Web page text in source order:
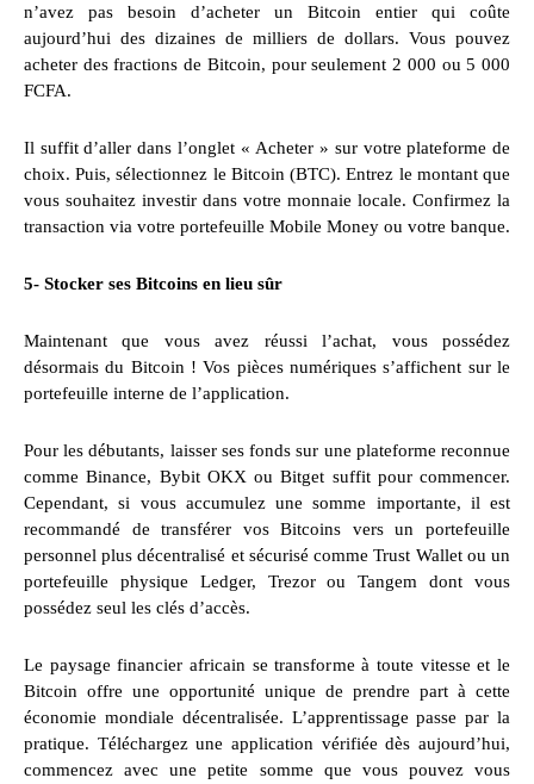
n’avez pas besoin d’acheter un Bitcoin entier qui coûte
aujourd’hui des dizaines de milliers de dollars. Vous pouvez
acheter des fractions de Bitcoin, pour seulement 2 000 ou 5 000
FCFA.
Il suffit d’aller dans l’onglet « Acheter » sur votre plateforme de
choix. Puis, sélectionnez le Bitcoin (BTC). Entrez le montant que
vous souhaitez investir dans votre monnaie locale. Confirmez la
transaction via votre portefeuille Mobile Money ou votre banque.
5- Stocker ses Bitcoins en lieu sûr
Maintenant que vous avez réussi l’achat, vous possédez
désormais du Bitcoin ! Vos pièces numériques s’affichent sur le
portefeuille interne de l’application.
Pour les débutants, laisser ses fonds sur une plateforme reconnue
comme Binance, Bybit OKX ou Bitget suffit pour commencer.
Cependant, si vous accumulez une somme importante, il est
recommandé de transférer vos Bitcoins vers un portefeuille
personnel plus décentralisé et sécurisé comme Trust Wallet ou un
portefeuille physique Ledger, Trezor ou Tangem dont vous
possédez seul les clés d’accès.
Le paysage financier africain se transforme à toute vitesse et le
Bitcoin offre une opportunité unique de prendre part à cette
économie mondiale décentralisée. L’apprentissage passe par la
pratique. Téléchargez une application vérifiée dès aujourd’hui,
commencez avec une petite somme que vous pouvez vous